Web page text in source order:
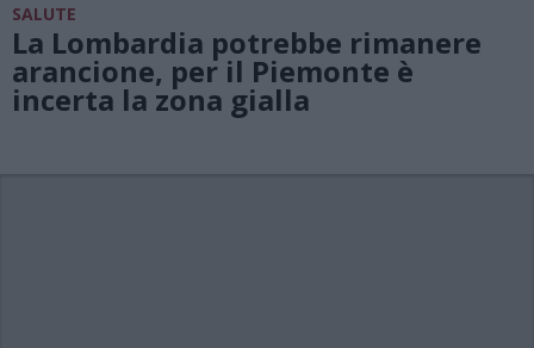
SALUTE
La Lombardia potrebbe rimanere
arancione, per il Piemonte è
incerta la zona gialla